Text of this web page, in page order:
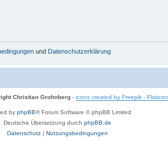
und Datenschutzerklärung
Christian Grohnberg - icons created by Freepik - Flaticon
by phpBB® Forum Software © phpBB Limited
Deutsche Übersetzung durch phpBB.de
Datenschutz| Nutzungsbedingungen